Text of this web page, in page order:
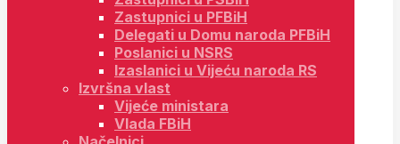
Zastupnici u PFBiH
Delegati u Domu naroda PFBiH
Poslanici u NSRS
Izaslanici u Vijeću naroda RS
Izvršna vlast
Vijeće ministara
Vlada FBiH